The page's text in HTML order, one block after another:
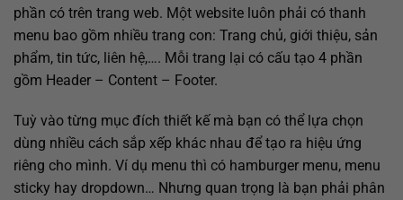
phần có trên trang web. Một website luôn phải có thanh
menu bao gồm nhiều trang con: Trang chủ, giới thiệu, sản
phẩm, tin tức, liên hệ,…. Mỗi trang lại có cấu tạo 4 phần
gồm Header – Content – Footer.
Tuỳ vào từng mục đích thiết kế mà bạn có thể lựa chọn
dùng nhiều cách sắp xếp khác nhau để tạo ra hiệu ứng
riêng cho mình. Ví dụ menu thì có hamburger menu, menu
sticky hay dropdown… Nhưng quan trọng là bạn phải phân